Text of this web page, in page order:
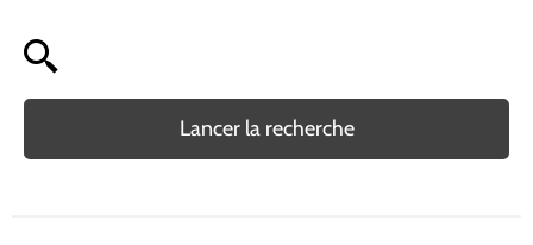
Lancer la recherche